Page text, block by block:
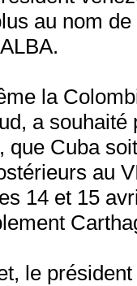
au nom
la
a
que Cuba
au
14 et 15
le